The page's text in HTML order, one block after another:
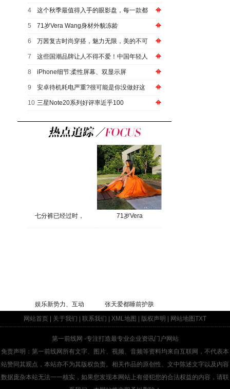
4 这个秋季最值得入手的眼影盘，每一款都
5 71岁Vera Wang身材外貌冻龄
6 万茜复古时尚穿搭，魅力无限，美的不可
7 这些国潮品牌让人不得不爱！中国年轻人
8 iPhone细节:柔性屏幕、双显示屏
9 安卓待机耗电严重?很可能是你没做好这
10 三星Note20系列好评率近乎100
七分裤已经过时， 71岁Vera
娱乐新势力、互动
张天爱都睡前护肤
网站首页 | 关于我们 | 联系我们 | XML地图 | 版权声明 | 网站地图TXT
第一前线网 -专注打造最专业企业资讯门户网站
免责声明：第一前线网所有文字、图片、视频、音频等资料均来自互联网，不代表本
站赞同其观点，本站亦不为其版权负责。相关作品的原创性、文中陈述文字以及内容
数据庞杂本站无法一一核实，如果您发现本网站上有侵犯您的合法权益的内容，请联